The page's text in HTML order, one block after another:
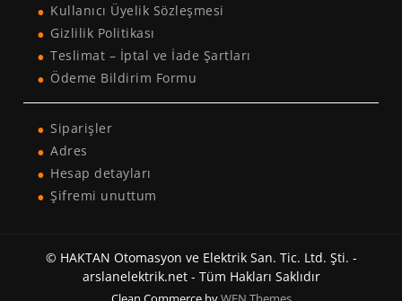
Kullanıcı Üyelik Sözleşmesi
Gizlilik Politikası
Teslimat – İptal ve İade Şartları
Ödeme Bildirim Formu
Siparişler
Adres
Hesap detayları
Şifremi unuttum
© HAKTAN Otomasyon ve Elektrik San. Tic. Ltd. Şti. -
arslanelektrik.net - Tüm Hakları Saklıdır